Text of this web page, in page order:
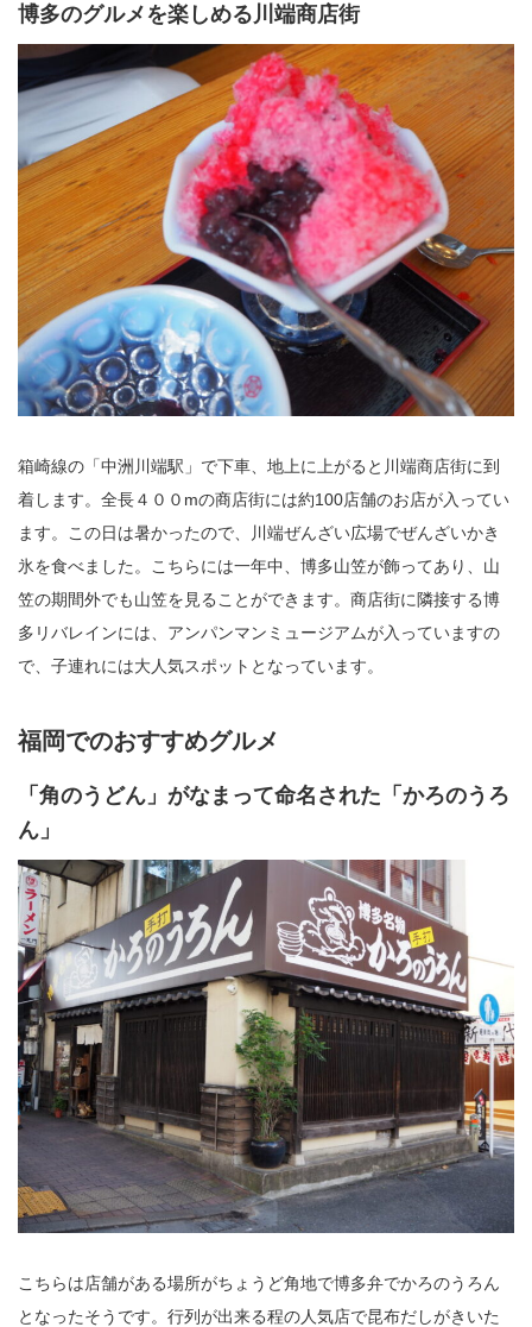
博多のグルメを楽しめる川端商店街
箱崎線の「中洲川端駅」で下車、地上に上がると川端商店街に到
着します。全長４００mの商店街には約100店舗のお店が入ってい
ます。この日は暑かったので、川端ぜんざい広場でぜんざいかき
氷を食べました。こちらには一年中、博多山笠が飾ってあり、山
笠の期間外でも山笠を見ることができます。商店街に隣接する博
多リバレインには、アンパンマンミュージアムが入っていますの
で、子連れには大人気スポットとなっています。
福岡でのおすすめグルメ
「角のうどん」がなまって命名された「かろのうろ
ん」
こちらは店舗がある場所がちょうど角地で博多弁でかろのうろん
となったそうです。行列が出来る程の人気店で昆布だしがきいた